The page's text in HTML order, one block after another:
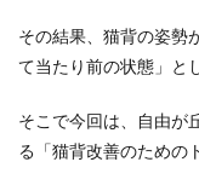
その結果、猫背の姿勢
て当たり前の状態」と
そこで今回は、自由が
る「猫背改善のための